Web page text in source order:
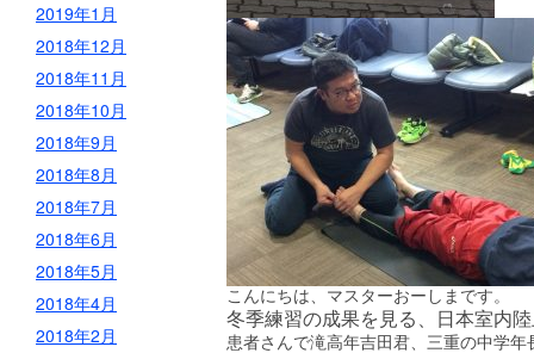
こんにちは、マスターおーしま です。
冬季練習の成果を見る、日本室内
患者さんで滝高年吉田君、三重の中学年
2019年1月
2018年12月
2018年11月
2018年10月
2018年9月
2018年8月
2018年7月
2018年6月
2018年5月
2018年4月
2018年2月